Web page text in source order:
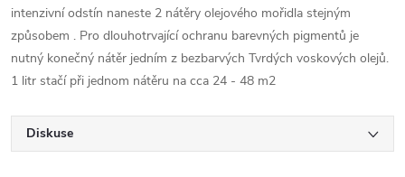
intenzivní odstín naneste 2 nátěry olejového mořidla stejným
způsobem . Pro dlouhotrvající ochranu barevných pigmentů je
nutný konečný nátěr jedním z bezbarvých Tvrdých voskových olejů.
1 litr stačí při jednom nátěru na cca 24 - 48 m2
Diskuse